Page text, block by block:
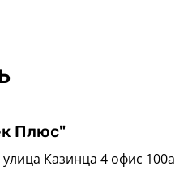
Плюс"
Казинца 4 офис 100а